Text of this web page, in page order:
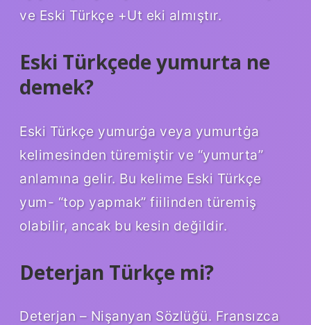
ve Eski Türkçe +Ut eki almıştır.
Eski Türkçede yumurta ne
demek?
Eski Türkçe yumurġa veya yumurtġa
kelimesinden türemiştir ve “yumurta”
anlamına gelir. Bu kelime Eski Türkçe
yum- “top yapmak” fiilinden türemiş
olabilir, ancak bu kesin değildir.
Deterjan Türkçe mi?
Deterjan – ​​Nişanyan Sözlüğü. Fransızca